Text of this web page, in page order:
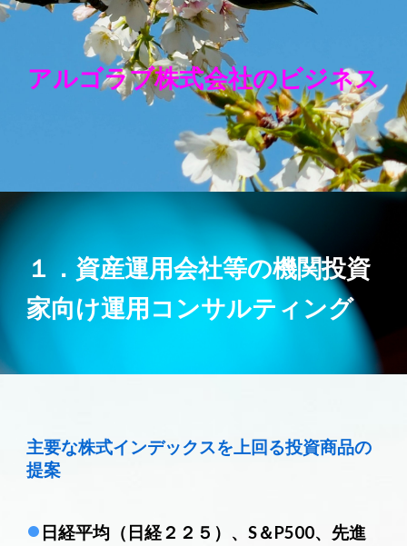
アルゴラブ株式会社のビジネス
１． 資産運用会社等の機関投資
家向け運用コンサルティング
主要な株式インデックスを上回る投資商品の
提案
• 日経平均（日経２２５）、S＆P500、先進